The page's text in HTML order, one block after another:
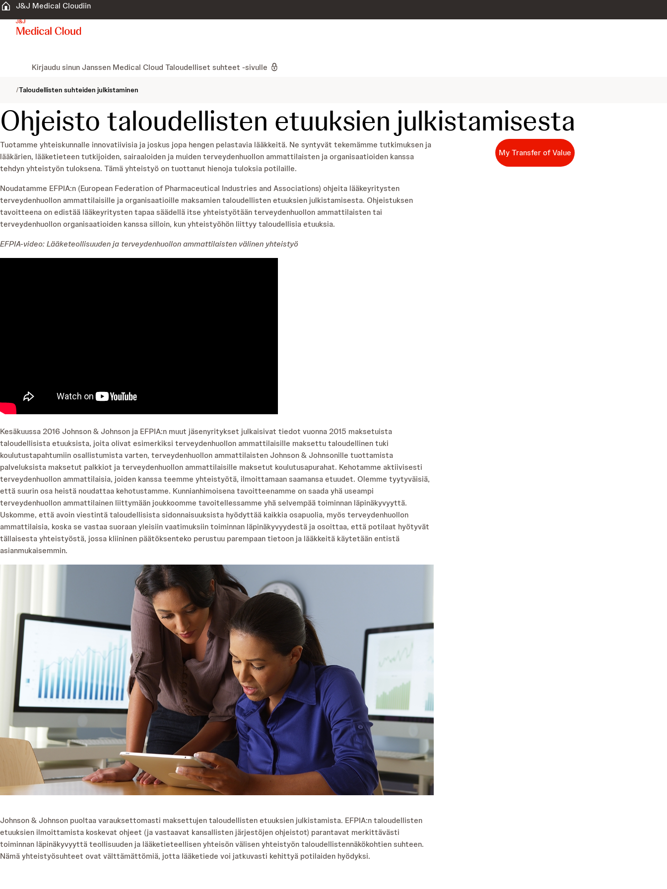
J&J Medical Cloudiin
Kirjaudu sinun Janssen Medical Cloud Taloudelliset suhteet -sivulle
/Taloudellisten suhteiden julkistaminen
Ohjeisto taloudellisten etuuksien julkistamisesta
Tuotamme yhteiskunnalle innovatiivisia ja joskus jopa hengen pelastavia lääkkeitä. Ne syntyvät tekemämme tutkimuksen ja
lääkärien, lääketieteen tutkijoiden, sairaaloiden ja muiden terveydenhuollon ammattilaisten ja organisaatioiden kanssa
tehdyn yhteistyön tuloksena. Tämä yhteistyö on tuottanut hienoja tuloksia potilaille.
Noudatamme EFPIA:n (European Federation of Pharmaceutical Industries and Associations) ohjeita lääkeyritysten
terveydenhuollon ammattilaisille ja organisaatioille maksamien taloudellisten etuuksien julkistamisesta. Ohjeistuksen
tavoitteena on edistää lääkeyritysten tapaa säädellä itse yhteistyötään terveydenhuollon ammattilaisten tai
terveydenhuollon organisaatioiden kanssa silloin, kun yhteistyöhön liittyy taloudellisia etuuksia.
EFPIA-video: Lääketeollisuuden ja terveydenhuollon ammattilaisten välinen yhteistyö
Kesäkuussa 2016 Johnson & Johnson ja EFPIA:n muut jäsenyritykset julkaisivat tiedot vuonna 2015 maksetuista
taloudellisista etuuksista, joita olivat esimerkiksi terveydenhuollon ammattilaisille maksettu taloudellinen tuki
koulutustapahtumiin osallistumista varten, terveydenhuollon ammattilaisten Johnson & Johnsonille tuottamista
palveluksista maksetut palkkiot ja terveydenhuollon ammattilaisille maksetut koulutusapurahat. Kehotamme aktiivisesti
terveydenhuollon ammattilaisia, joiden kanssa teemme yhteistyötä, ilmoittamaan saamansa etuudet. Olemme tyytyväisiä,
että suurin osa heistä noudattaa kehotustamme. Kunnianhimoisena tavoitteenamme on saada yhä useampi
terveydenhuollon ammattilainen liittymään joukkoomme tavoitellessamme yhä selvempää toiminnan läpinäkyvyyttä.
Uskomme, että avoin viestintä taloudellisista sidonnaisuuksista hyödyttää kaikkia osapuolia, myös terveydenhuollon
ammattilaisia, koska se vastaa suoraan yleisiin vaatimuksiin toiminnan läpinäkyvyydestä ja osoittaa, että potilaat hyötyvät
tällaisesta yhteistyöstä, jossa kliininen päätöksenteko perustuu parempaan tietoon ja lääkkeitä käytetään entistä
asianmukaisemmin.
Johnson & Johnson puoltaa varauksettomasti maksettujen taloudellisten etuuksien julkistamista. EFPIA:n taloudellisten
etuuksien ilmoittamista koskevat ohjeet (ja vastaavat kansallisten järjestöjen ohjeistot) parantavat merkittävästi
toiminnan läpinäkyvyyttä teollisuuden ja lääketieteellisen yhteisön välisen yhteistyön taloudellistennäkökohtien suhteen.
Nämä yhteistyösuhteet ovat välttämättömiä, jotta lääketiede voi jatkuvasti kehittyä potilaiden hyödyksi.
My Transfer of Value